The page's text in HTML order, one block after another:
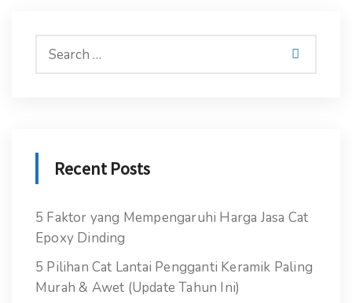
Recent Posts
5 Faktor yang Mempengaruhi Harga Jasa Cat
Epoxy Dinding
5 Pilihan Cat Lantai Pengganti Keramik Paling
Murah & Awet (Update Tahun Ini)